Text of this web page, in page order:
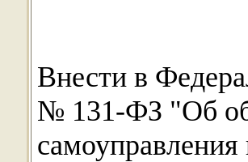
Внести в
№ 131-ФЗ "Об